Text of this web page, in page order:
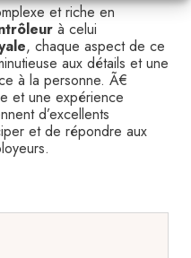
et riche en
à celui
, chaque aspect de ce
aux détails et une
à la personne. Ã€
et une expérience
d’excellents
et de répondre aux